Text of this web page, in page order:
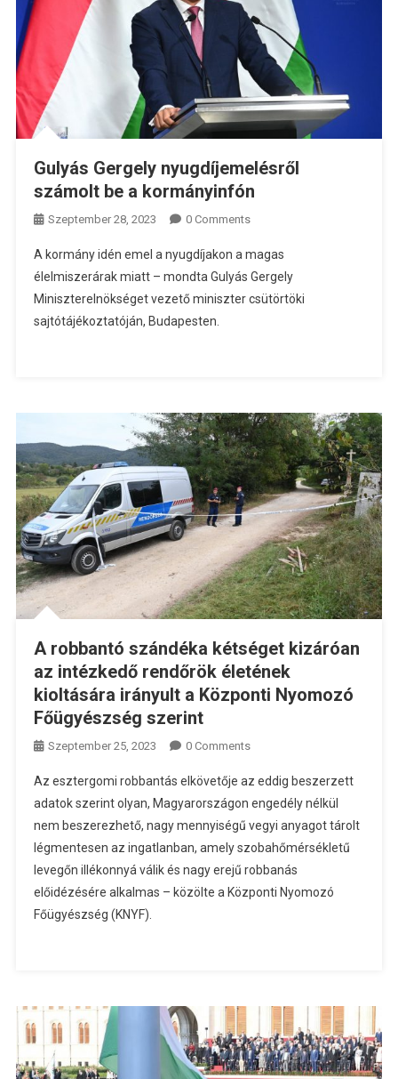
Gulyás Gergely nyugdíjemelésről
számolt be a kormányinfón
Szeptember 28, 2023 0 Comments
A kormány idén emel a nyugdíjakon a magas
élelmiszerárak miatt – mondta Gulyás Gergely
Miniszterelnökséget vezető miniszter csütörtöki
sajtótájékoztatóján, Budapesten.
A robbantó szándéka kétséget kizáróan
az intézkedő rendőrök életének
kioltására irányult a Központi Nyomozó
Főügyészség szerint
Szeptember 25, 2023 0 Comments
Az esztergomi robbantás elkövetője az eddig beszerzett
adatok szerint olyan, Magyarországon engedély nélkül
nem beszerezhető, nagy mennyiségű vegyi anyagot tárolt
légmentesen az ingatlanban, amely szobahőmérsékletű
levegőn illékonnyá válik és nagy erejű robbanás
előidézésére alkalmas – közölte a Központi Nyomozó
Főügyészség (KNYF).